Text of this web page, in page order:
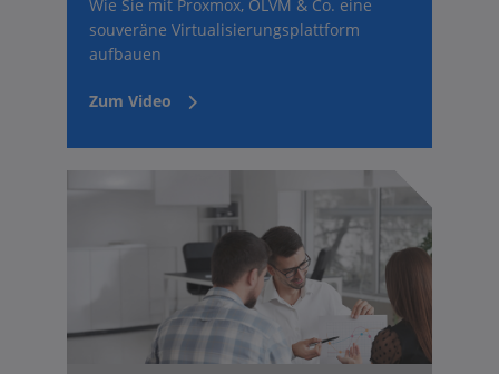
Wie Sie mit Proxmox, OLVM & Co. eine
souveräne Virtualisierungsplattform
aufbauen
Zum Video